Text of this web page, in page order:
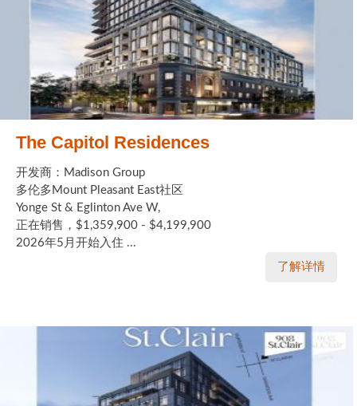
The Capitol Residences
开发商：Madison Group
多伦多Mount Pleasant East社区
Yonge St & Eglinton Ave W,
正在销售，$1,359,900 - $4,199,900
2026年5月开始入住 ...
了解详情